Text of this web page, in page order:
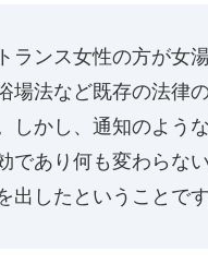
ランス女性の方が女
場法など既存の法律
しかし、通知のよう
であり何も変わらな
したということです